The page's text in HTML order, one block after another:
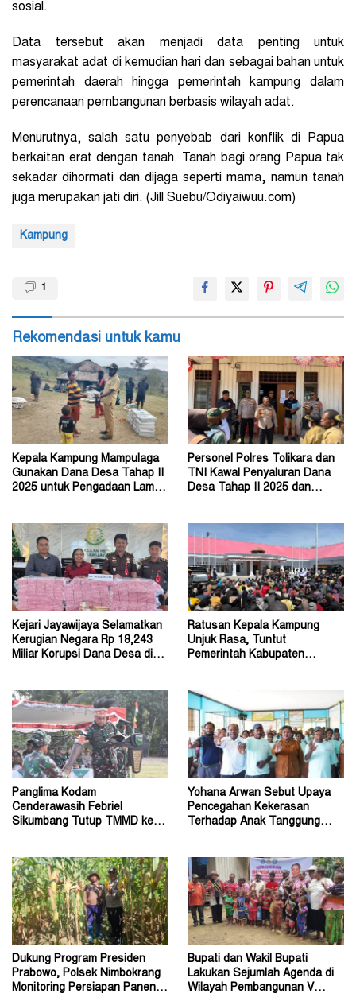
sosial.
Data tersebut akan menjadi data penting untuk
masyarakat adat di kemudian hari dan sebagai bahan untuk
pemerintah daerah hingga pemerintah kampung dalam
perencanaan pembangunan berbasis wilayah adat.
Menurutnya, salah satu penyebab dari konflik di Papua
berkaitan erat dengan tanah. Tanah bagi orang Papua tak
sekadar dihormati dan dijaga seperti mama, namun tanah
juga merupakan jati diri. (Jill Suebu/Odiyaiwuu.com)
Kampung
1
Rekomendasi untuk kamu
Kepala Kampung Mampulaga
Gunakan Dana Desa Tahap II
2025 untuk Pengadaan Lampu
Personel Polres Tolikara dan
TNI Kawal Penyaluran Dana
Desa Tahap II 2025 dan
Kejari Jayawijaya Selamatkan
Kerugian Negara Rp 18,243
Miliar Korupsi Dana Desa di
Ratusan Kepala Kampung
Unjuk Rasa, Tuntut
Pemerintah Kabupaten
Panglima Kodam
Cenderawasih Febriel
Sikumbang Tutup TMMD ke-
Yohana Arwan Sebut Upaya
Pencegahan Kekerasan
Terhadap Anak Tanggung
Dukung Program Presiden
Prabowo, Polsek Nimbokrang
Monitoring Persiapan Panen
Bupati dan Wakil Bupati
Lakukan Sejumlah Agenda di
Wilayah Pembangunan V